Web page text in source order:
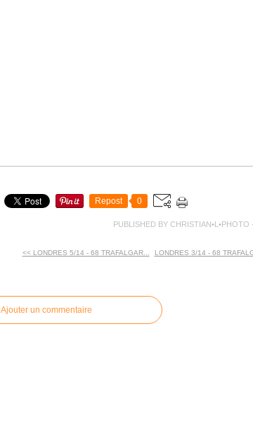
Repost 0
PUBLISHED BY CHRISTIAN•L•PHOTO -
<< LONDRES 5/14 - 68 TRAFALGAR... LONDRES 3/14 - 68
Ajouter un commentaire